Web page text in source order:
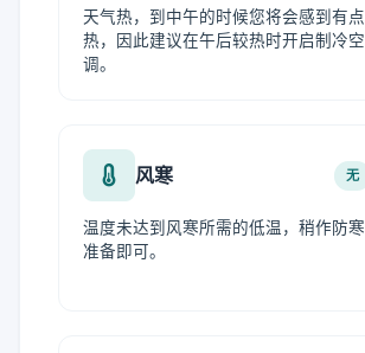
天气热，到中午的时候您将会感到有点
热，因此建议在午后较热时开启制冷空
调。
风寒 无
温度未达到风寒所需的低温，稍作防寒
准备即可。